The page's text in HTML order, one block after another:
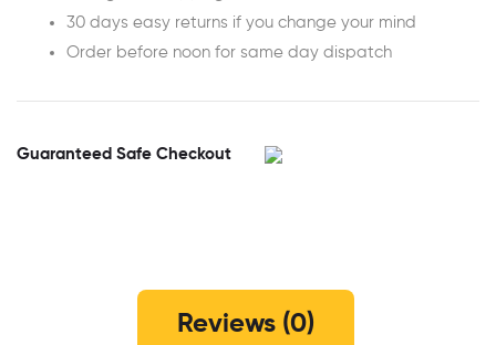
30 days easy returns if you change your mind
Order before noon for same day dispatch
Guaranteed Safe Checkout
Reviews (0)